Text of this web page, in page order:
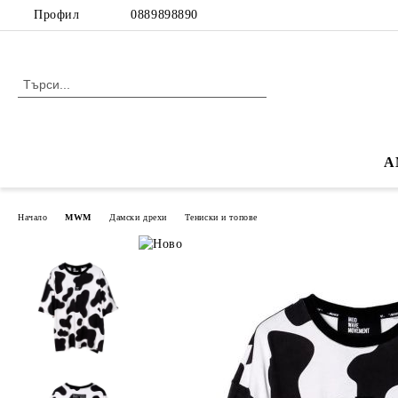
Профил 0889898890
Начало MWM Дамски дрехи Тениски и топове